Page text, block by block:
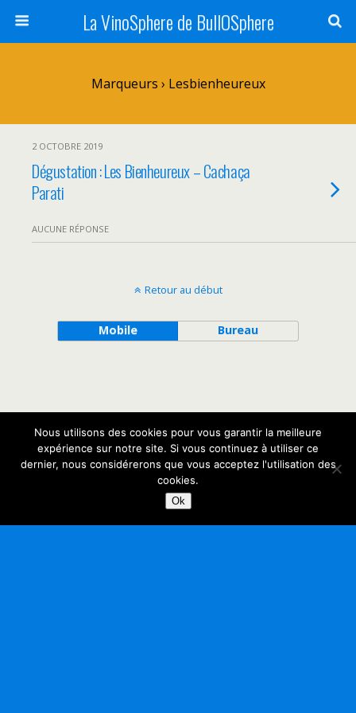
La VinoSphere de BullOSphere
Marqueurs › Lesbienheureux
2 OCTOBRE 2019
Dégustation : Les Bienheureux – Cachaça
Parati
AUCUNE RÉPONSE
Retour au début
Mobile Bureau
Nous utilisons des cookies pour vous garantir la meilleure
expérience sur notre site. Si vous continuez à utiliser ce
dernier, nous considérerons que vous acceptez l'utilisation des
cookies.
Ok